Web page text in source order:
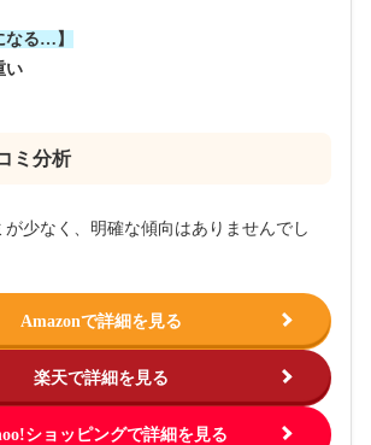
なる…】
い
ミ分析
少なく、明確な傾向はありませんでし
Amazonで詳細を見る
楽天で詳細を見る
ショッピングで詳細を見る